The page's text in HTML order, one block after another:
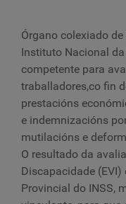
Órgano colexiado
Instituto Nacional
competente para
traballadores,co fin
prestacións
e indemnizacións
mutilacións e
O resultado da
Discapacidade
Provincial do INSS,